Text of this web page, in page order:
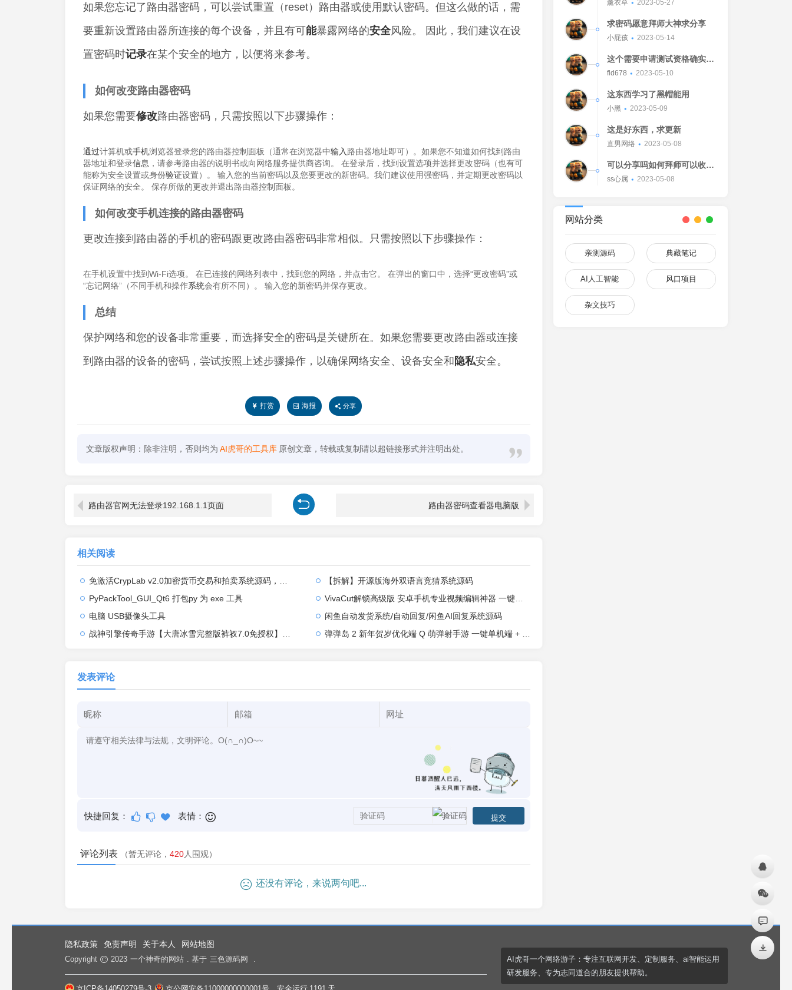
如果您忘记了路由器密码，可以尝试重置（reset）路由器或使用默认密码。但这么做的话，需
要重新设置路由器所连接的每个设备，并且有可能暴露网络的安全风险。 因此，我们建议在设
置密码时记录在某个安全的地方，以便将来参考。
如何改变路由器密码
如果您需要修改路由器密码，只需按照以下步骤操作：
通过计算机或手机浏览器登录您的路由器控制面板（通常在浏览器中输入路由器地址即可）。如果您不知道如何找到路由
器地址和登录信息 ，请参考路由器的说明书或向网络服务提供商咨询。 在登录后，找到设置选项并选择更改密码（也有可
能称为安全设置或身份验证设置）。 输入您的当前密码以及您要更改的新密码。我们建议使用强密码，并定期更改密码以
保证网络的安全。 保存所做的更改并退出路由器控制面板。
如何改变手机连接的路由器密码
更改连接到路由器的手机的密码跟更改路由器密码非常相似。只需按照以下步骤操作：
在手机设置中找到Wi-Fi选项。 在已连接的网络列表中，找到您的网络，并点击它。 在弹出的窗口中，选择“更改密码”或
“忘记网络”（不同手机和操作系统会有所不同）。 输入您的新密码并保存更改。
总结
保护网络和您的设备非常重要，而选择安全的密码是关键所在。如果您需要更改路由器或连接
到路由器的设备的密码，尝试按照上述步骤操作，以确保网络安全、设备安全和 隐私安全。
打赏 海报 分享
文章版权声明：除非注明，否则均为 AI虎哥的工具库 原创文章，转载或复制请以超链接形式并注明出处。
路由器官网无法登录192.168.1.1页面 路由器密码查看器电脑版
相关阅读
免激活CrypLab v2.0加密货币交易和拍卖系统源码，前台新增中文后台全部汉化
【拆解】开源版海外双语言竞猜系统源码
PyPackTool_GUI_Qt6 打包py 为 exe 工具
VivaCut解锁高级版 安卓手机专业视频编辑神器 一键式AI加持
电脑 USB摄像头工具
闲鱼自动发货系统/自动回复/闲鱼AI回复系统源码
战神引擎传奇手游【大唐冰雪完整版裤衩7.0免授权】2026整理特色服务端+寒冬之城+万象古城+天威大陆+大唐盛世【站长亲测】
弹弹岛 2 新年贺岁优化端 Q 萌弹射手游 一键单机端 + Linux 手工端 + GM 后台 + 安卓 iOS 双端带教程
发表评论
快捷回复： 表情：
评论列表 （暂无评论， 420人围观）
还没有评论，来说两句吧...
薰衣草 2023-05-27
求密码愿意拜师大神求分享
小屁孩 2023-05-14
这个需要申请测试资格确实不
错的东西
fld678 2023-05-10
这东西学习了黑帽能用
小黑 2023-05-09
这是好东西，求更新
直男网络 2023-05-08
可以分享吗如何拜师可以收我
吗[Watermelon]
ss心属 2023-05-08
网站分类
亲测源码 典藏笔记
AI人工智能 风口项目
杂文技巧
隐私政策 免责声明 关于本人 网站地图
Copyright 2023 一个神奇的网站 . 基于 三色源码网 .
AI虎哥一个网络游子：专注互联网开发、定制服务、ai智能运用
研发服务、专为志同道合的朋友提供帮助。